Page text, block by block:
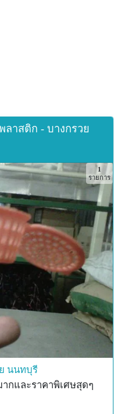
ลาสติก - บางกรวย
1
รายการ
นนทบุรี
กและราคาพิเศษสุดๆ